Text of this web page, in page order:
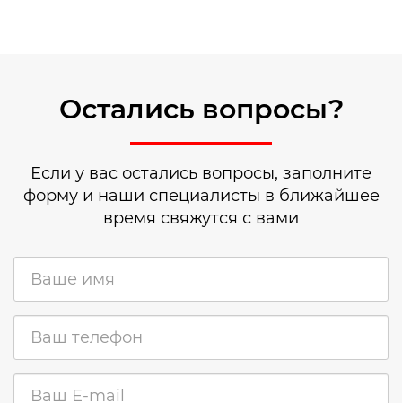
Остались вопросы?
Если у вас остались вопросы, заполните
форму и наши специалисты в ближайшее
время свяжутся с вами